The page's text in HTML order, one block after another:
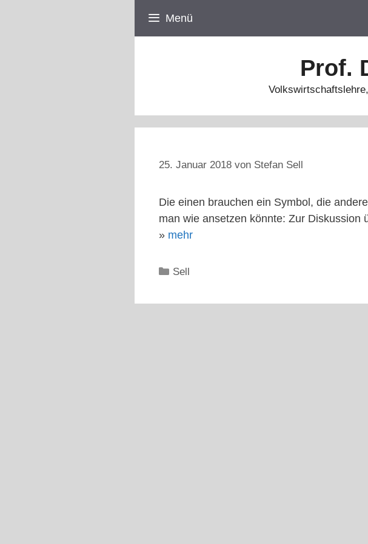
Menü
Prof.
25. Januar 2018 von Stefan Sell
Die einen brauchen ein Symbol, die
man wie ansetzen könnte: Zur Diskussion
» mehr
Kategorien
Sell